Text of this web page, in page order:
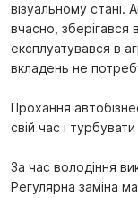
візуальному стані.
вчасно, зберігався
експлуатувався в
вкладень не
Прохання
свій час і
За час володіння
Регулярна заміна